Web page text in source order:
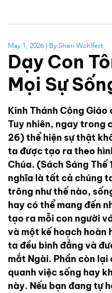
May 1, 2026 | By Sheri Wohlfert
Dạy Con
Mọi Sự
Kinh Thánh Công
Tuy nhiên, ngay trong
26) thể hiện sự thật
ta được tạo ra theo
Chúa. (Sách Sáng
nghĩa là tất cả chúng
trông như thế nào,
hay có thể mang đến
tạo ra mỗi con người
và một kế hoạch hoàn
ta đều bình đẳng và
mắt Ngài. Phần còn lại
quanh việc sống hay
này. Nếu bạn đang tự